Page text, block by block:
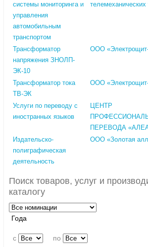
системы мониторинга и
управления
автомобильным
транспортом
телемеханических
Трансформатор
напряжения ЗНОЛП-
ЭК-10
ООО
Трансформатор тока
ТВ-ЭК
ООО
Услуги по переводу с
иностранных языков
ЦЕНТР
ПЕРЕВОДА
Издательско-
полиграфическая
деятельность
ООО «Золотая
Поиск товаров, услуг и
каталогу
Года
c по